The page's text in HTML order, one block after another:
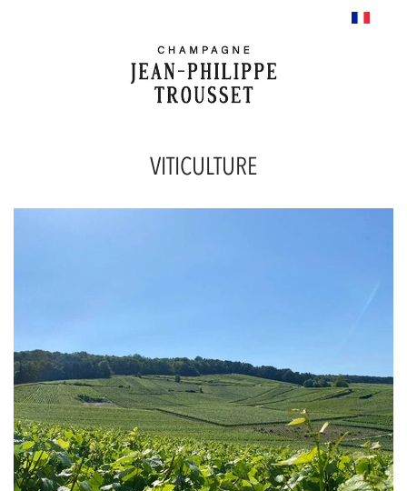
VITICULTURE